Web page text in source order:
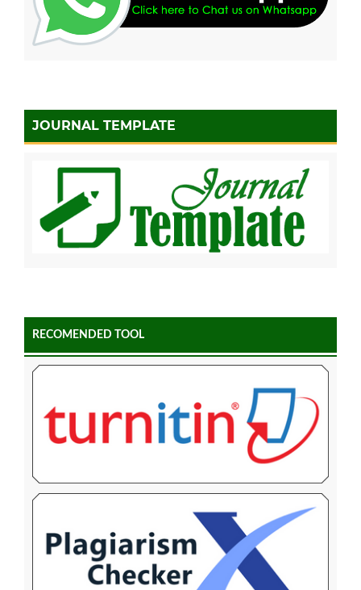
JOURNAL TEMPLATE
RECOMENDED TOOL